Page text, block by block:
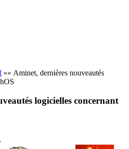
»» Aminet, dernières nouveautés
logicielles concernant